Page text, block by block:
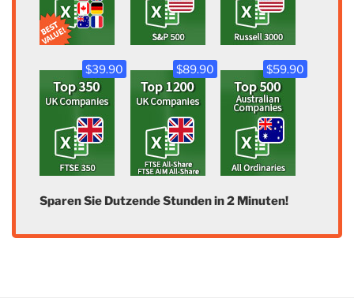
$39.90 $89.90 $59.90
Sparen Sie Dutzende Stunden in 2 Minuten!